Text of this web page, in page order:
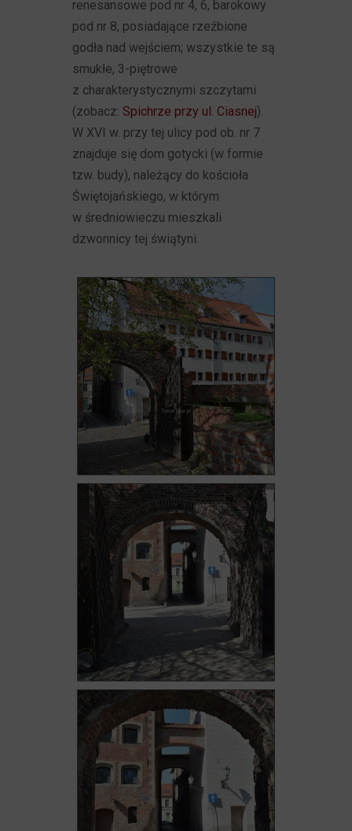
renesansowe pod nr 4, 6, barokowy
pod nr 8, posiadające rzeźbione
godła nad wejściem; wszystkie te są
smukłe, 3-piętrowe
z charakterystycznymi szczytami
(zobacz: Spichrze przy ul. Ciasnej).
W XVI w. przy tej ulicy pod ob. nr 7
znajduje się dom gotycki (w formie
tzw. budy), należący do kościoła
Świętojańskiego, w którym
w średniowieczu mieszkali
dzwonnicy tej świątyni.